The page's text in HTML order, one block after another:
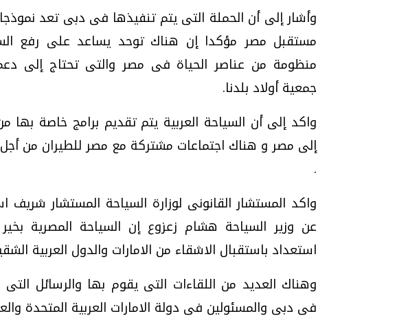
وأشار إلى أن الحملة التى يتم تنفيذها فى دبى تعد
مستقبل مصر مؤكدا إن هناك توحد يساعد على رفع
منظومة من عناصر الحياة فى مصر والتى تحتاج إلى
جمعية أولاد بلدنا.
واكد إلى أن السياحة العربية يتم تقديم برامج خاصة بها
إلى مصر و هناك اجتماعات مشتركة مع مصر للطيران من
.
واكد المستشار القانونى لوزارة السياحة المستشار شريف
عن وزير السياحة هشام زعزوع إن السياحة المصرية
استعداد باستقبال الاشقاء من الامارات والدول العربية
وهناك العديد من اللقاءات التى يقوم بها والرسائل
فى دبى والمسئولين فى دولة الامارات العربية المتحدة